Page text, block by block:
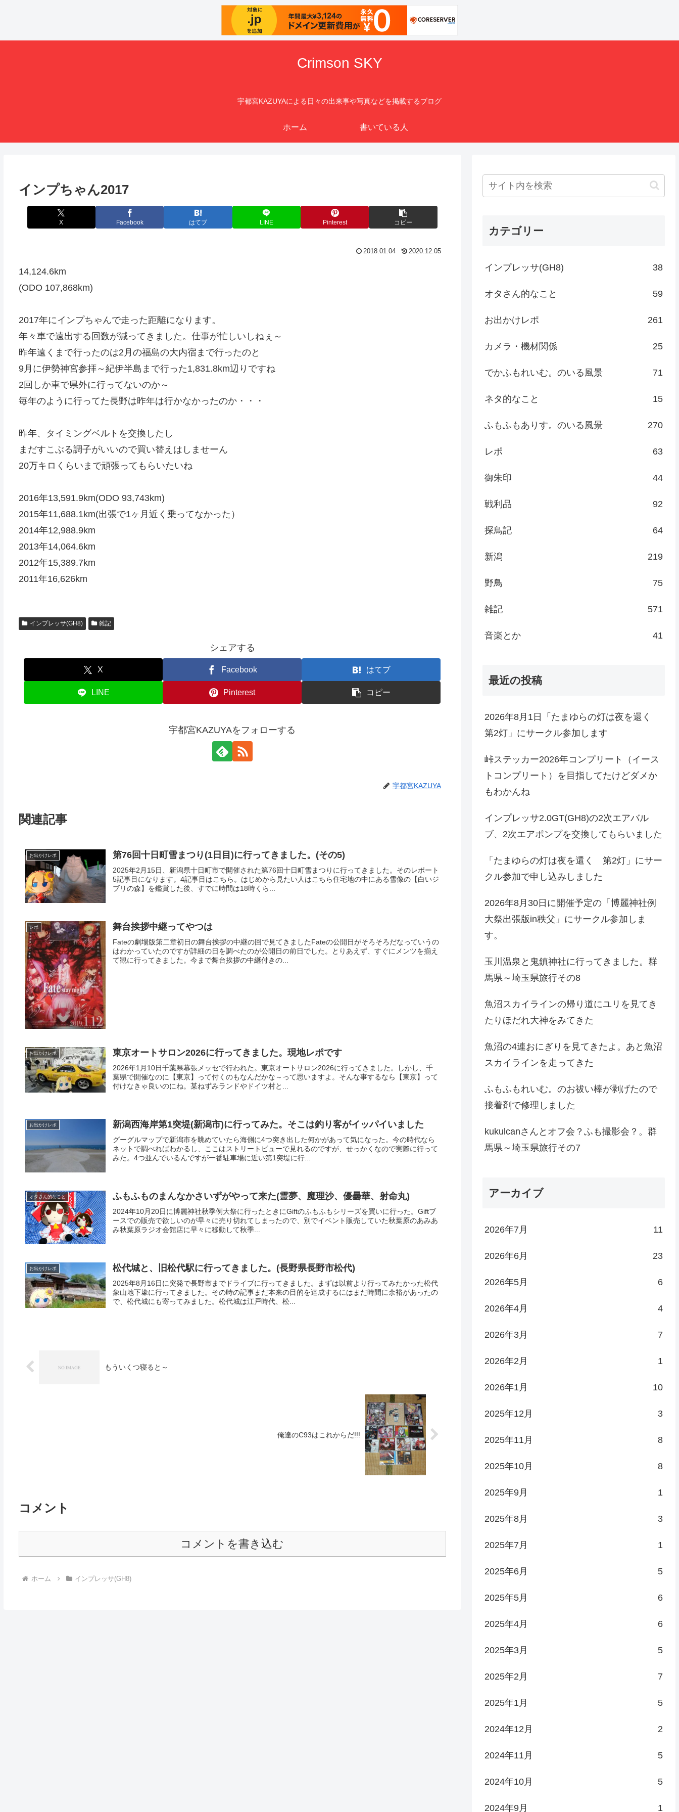
Crimson SKY
宇都宮KAZUYAによる日々の出来事や写真などを掲載するブログ
ホーム 書いている人
インプちゃん2017
X Facebook はてブ LINE Pinterest コピー
2018.01.04 2020.12.05
14,124.6km
(ODO 107,868km)
2017年にインプちゃんで走った距離になります。
年々車で遠出する回数が減ってきました。仕事が忙しいしねぇ～
昨年遠くまで行ったのは2月の福島の大内宿まで行ったのと
9月に伊勢神宮参拝～紀伊半島まで行った1,831.8km辺りですね
2回しか車で県外に行ってないのか～
毎年のように行ってた長野は昨年は行かなかったのか・・・
昨年、タイミングベルトを交換したし
まだすこぶる調子がいいので買い替えはしませーん
20万キロくらいまで頑張ってもらいたいね
2016年13,591.9km(ODO 93,743km)
2015年11,688.1km(出張で1ヶ月近く乗ってなかった）
2014年12,988.9km
2013年14,064.6km
2012年15,389.7km
2011年16,626km
インプレッサ(GH8) 雑記
シェアする
X Facebook はてブ
LINE Pinterest コピー
宇都宮KAZUYAをフォローする
宇都宮KAZUYA
関連記事
お出かけレポ 第76回十日町雪まつり(1日目)に行ってきました。(その5)
2025年2月15日、新潟県十日町市で開催された第76回十日町雪まつりに行ってきました。そのレポート
5記事目になります。4記事目はこちら。はじめから見たい人はこちら住宅地の中にある雪像の【白いジ
ブリの森】を鑑賞した後、すでに時間は18時くら...
レポ 舞台挨拶中継ってやつは
Fateの劇場版第二章初日の舞台挨拶の中継の回で見てきましたFateの公開日がそろそろだなっていうの
はわかっていたのですが詳細の日を調べたのが公開日の前日でした。とりあえず、すぐにメンツを揃え
て観に行ってきました。今まで舞台挨拶の中継付きの...
お出かけレポ 東京オートサロン2026に行ってきました。現地レポです
2026年1月10日千葉県幕張メッセで行われた。東京オートサロン2026に行ってきました。しかし、千
葉県で開催なのに【東京】って付くのもなんだかな～って思いますよ。そんな事するなら【東京】って
付けなきゃ良いのにね。某ねずみランドやドイツ村と...
お出かけレポ 新潟西海岸第1突堤(新潟市)に行ってみた。そこは釣り客がイッパイいました
グーグルマップで新潟市を眺めていたら海側に4つ突き出した何かがあって気になった。今の時代なら
ネットで調べればわかるし、ここはストリートビューで見れるのですが、せっかくなので実際に行って
みた。4つ並んでいるんですが一番駐車場に近い第1突堤に行...
オタさん的なこと ふもふものまんなかさいずがやって来た(霊夢、魔理沙、優曇華、射命丸)
2024年10月20日に博麗神社秋季例大祭に行ったときにGiftのふもふもシリーズを買いに行った。Giftブ
ースでの販売で欲しいのが早々に売り切れてしまったので、別でイベント販売していた秋葉原のあみあ
み秋葉原ラジオ会館店に早々に移動して秋季...
お出かけレポ 松代城と、旧松代駅に行ってきました。(長野県長野市松代)
2025年8月16日に突発で長野市までドライブに行ってきました。まずは以前より行ってみたかった松代
象山地下壕に行ってきました。その時の記事まだ本来の目的を達成するにはまだ時間に余裕があったの
で、松代城にも寄ってみました。松代城は江戸時代、松...
もういくつ寝ると～
俺達のC93はこれからだ!!!
コメント
コメントを書き込む
ホーム インプレッサ(GH8)
カテゴリー
インプレッサ(GH8) 38
オタさん的なこと 59
お出かけレポ 261
カメラ・機材関係 25
でかふもれいむ。のいる風景 71
ネタ的なこと 15
ふもふもありす。のいる風景 270
レポ 63
御朱印 44
戦利品 92
探鳥記 64
新潟 219
野鳥 75
雑記 571
音楽とか 41
最近の投稿
2026年8月1日「たまゆらの灯は夜を還く
第2灯」にサークル参加します
峠ステッカー2026年コンプリート（イース
トコンプリート）を目指してたけどダメか
もわかんね
インプレッサ2.0GT(GH8)の2次エアバル
ブ、2次エアポンプを交換してもらいました
「たまゆらの灯は夜を還く 第2灯」にサー
クル参加で申し込みしました
2026年8月30日に開催予定の「博麗神社例
大祭出張版in秩父」にサークル参加しま
す。
玉川温泉と鬼鎮神社に行ってきました。群
馬県～埼玉県旅行その8
魚沼スカイラインの帰り道にユリを見てき
たりほだれ大神をみてきた
魚沼の4連おにぎりを見てきたよ。あと魚沼
スカイラインを走ってきた
ふもふもれいむ。のお祓い棒が剥げたので
接着剤で修理しました
kukulcanさんとオフ会？ふも撮影会？。群
馬県～埼玉県旅行その7
アーカイブ
2026年7月 11
2026年6月 23
2026年5月 6
2026年4月 4
2026年3月 7
2026年2月 1
2026年1月 10
2025年12月 3
2025年11月 8
2025年10月 8
2025年9月 1
2025年8月 3
2025年7月 1
2025年6月 5
2025年5月 6
2025年4月 6
2025年3月 5
2025年2月 7
2025年1月 5
2024年12月 2
2024年11月 5
2024年10月 5
2024年9月 1